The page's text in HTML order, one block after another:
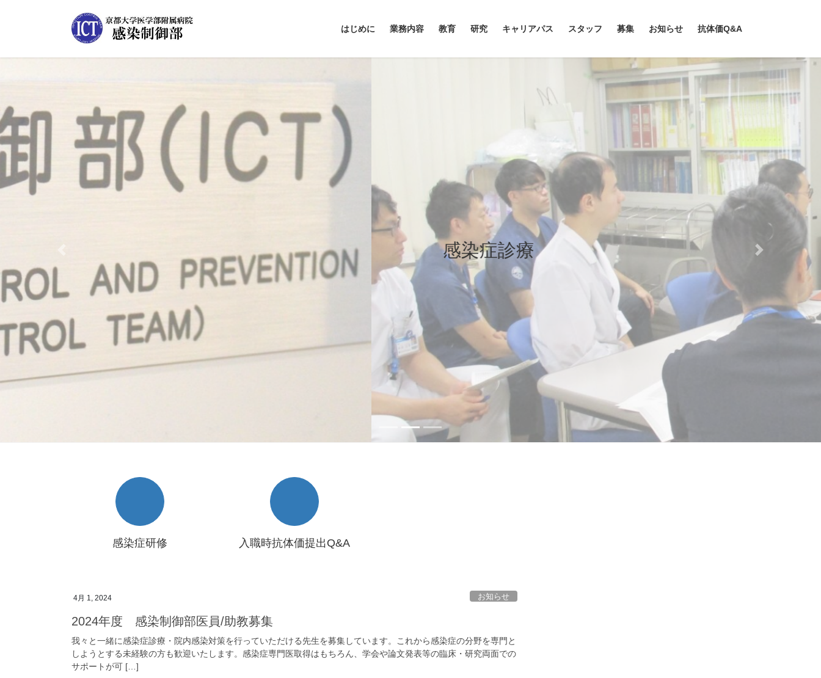
キ
ッ
プ
に
移
動
はじめに 業務内容 教育 研究 キャリアパス スタッフ 募集 お知らせ 抗体価Q&A
Next
感染症研修 入職時抗体価提出Q&A
4月 1, 2024 お知らせ
2024年度 感染制御部医員/助教募集
我々と一緒に感染症診療・院内感染対策を行っていただける先生を募集しています。これから感染症の分野を専門と
しようとする未経験の方も歓迎いたします。感染症専門医取得はもちろん、学会や論文発表等の臨床・研究両面での
サポートが可 […]